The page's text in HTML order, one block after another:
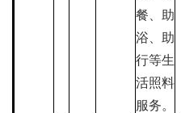
餐、助
浴、助
行等生
活照料
服务。